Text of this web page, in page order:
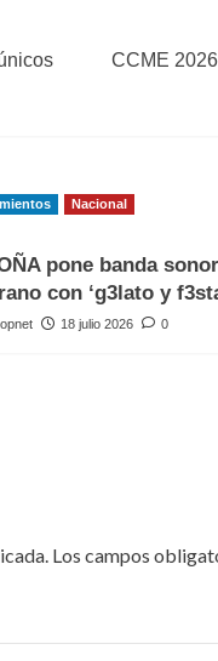
CCME
Nacional
pone banda
con ‘g3lato y
18 julio 2026 0
Los campos